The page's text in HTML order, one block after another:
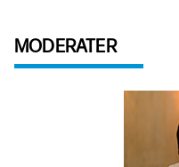
MODERATER